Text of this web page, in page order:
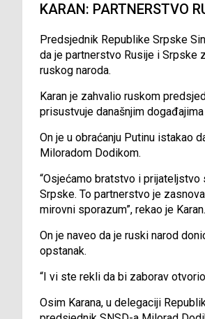
KARAN: PARTNERSTVO
Predsjednik Republike Srpske
da je partnerstvo Rusije i Srpske
ruskog naroda.
Karan je zahvalio ruskom
prisustvuje današnjim
On je u obraćanju Putinu istakao
Miloradom Dodikom.
“Osjećamo bratstvo i prijateljstvo
Srpske. To partnerstvo je
mirovni sporazum”, rekao je Karan.
On je naveo da je ruski narod
opstanak.
“I vi ste rekli da bi zaborav
Osim Karana, u delegaciji